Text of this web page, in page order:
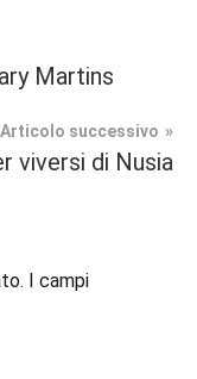
Martins
Articolo successivo
viversi di Nusia
I campi